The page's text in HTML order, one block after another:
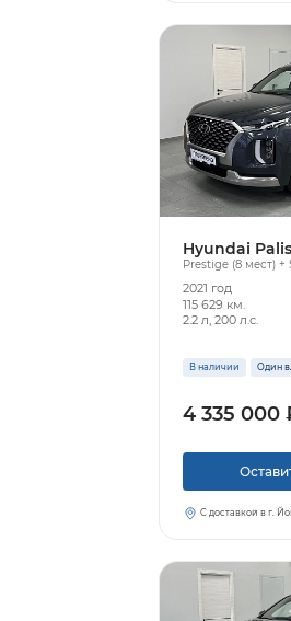
Hyundai
Prestige (8 мест) +
2021 год
115 629 км.
2.2 л, 200 л.с.
В наличии Один
4 335 000
С доставкой в г.